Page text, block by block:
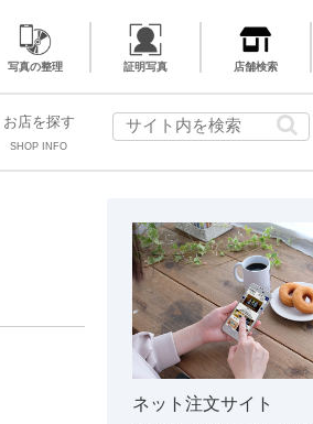
写真の整理 証明写真 店舗検索
お店を探す
SHOP INFO
ネット注文サイト